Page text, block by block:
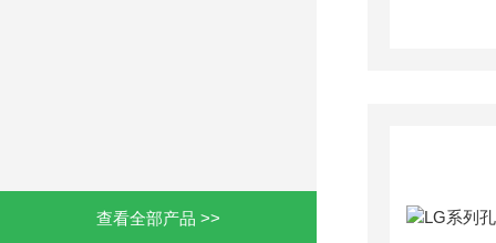
查看全部产品 >>